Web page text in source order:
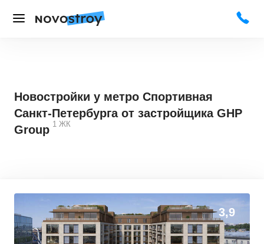
Новостройки у метро Спортивная
Санкт-Петербурга от застройщика GHP
Group 1 ЖК
3,9